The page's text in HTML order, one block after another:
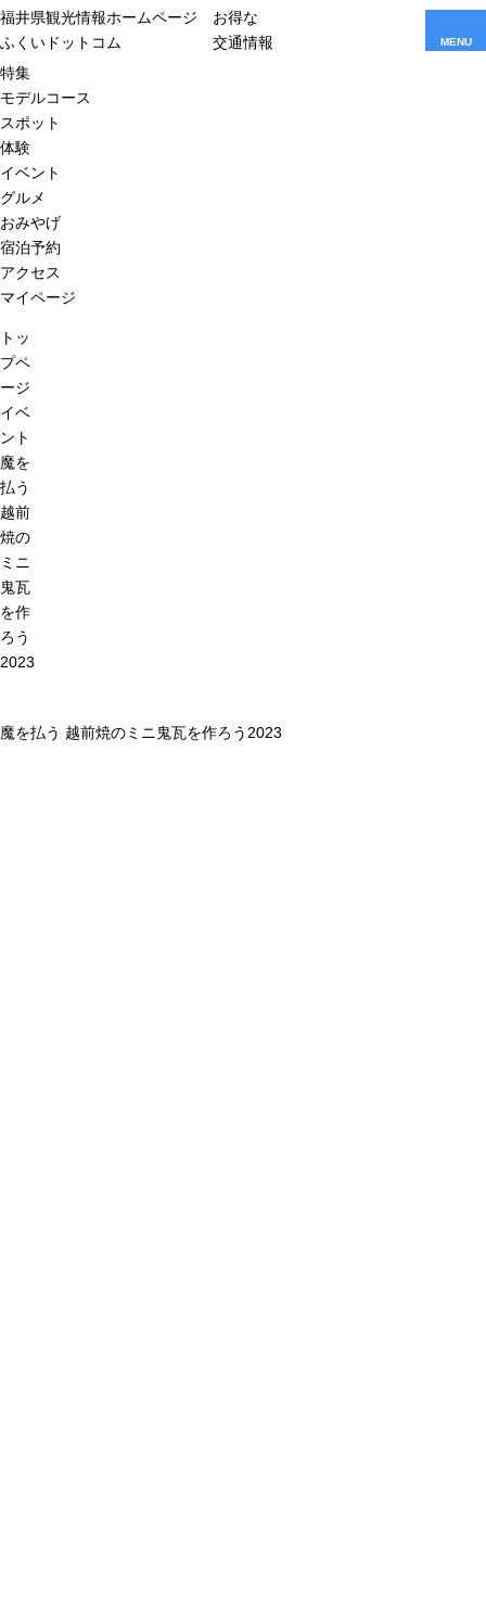
福井県観光情報ホームページ
ふくいドットコム
お得な
交通情報
MENU
特集
モデルコース
スポット
体験
イベント
グルメ
おみやげ
宿泊予約
アクセス
マイページ
トッ
プペ
ージ
イベ
ント
魔を
払う
越前
焼の
ミニ
鬼瓦
を作
ろう
2023
魔を払う 越前焼のミニ鬼瓦を作ろう2023